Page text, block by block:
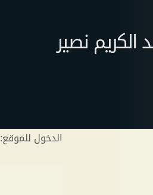
الكريم نصير
الدخول للموقع: